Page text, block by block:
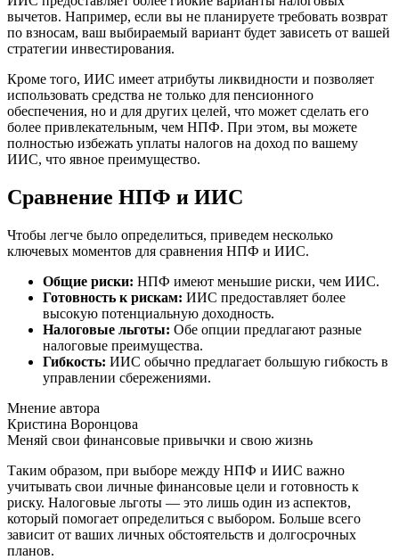
вычетов. Например, если вы не планируете требовать возврат
по взносам, ваш выбираемый вариант будет зависеть от вашей
стратегии инвестирования.
Кроме того, ИИС имеет атрибуты ликвидности и позволяет
использовать средства не только для пенсионного
обеспечения, но и для других целей, что может сделать его
более привлекательным, чем НПФ. При этом, вы можете
полностью избежать уплаты налогов на доход по вашему
ИИС, что явное преимущество.
Сравнение НПФ и ИИС
Чтобы легче было определиться, приведем несколько
ключевых моментов для сравнения НПФ и ИИС.
Общие риски: НПФ имеют меньшие риски, чем ИИС.
Готовность к рискам: ИИС предоставляет более
высокую потенциальную доходность.
Налоговые льготы: Обе опции предлагают разные
налоговые преимущества.
Гибкость: ИИС обычно предлагает большую гибкость в
управлении сбережениями.
Мнение автора
Кристина Воронцова
Меняй свои финансовые привычки и свою жизнь
Таким образом, при выборе между НПФ и ИИС важно
учитывать свои личные финансовые цели и готовность к
риску. Налоговые льготы — это лишь один из аспектов,
который помогает определиться с выбором. Больше всего
зависит от ваших личных обстоятельств и долгосрочных
планов.